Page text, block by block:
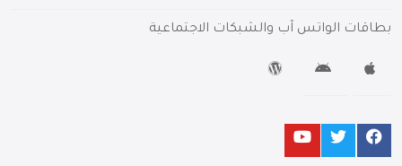
بطاقات الواتس آب والشبكات الاجتماعية